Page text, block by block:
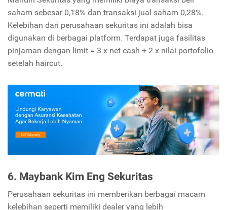
saham sebesar 0,18% dan transaksi jual saham 0,28%.
Kelebihan dari perusahaan sekuritas ini adalah bisa
digunakan di berbagai platform. Terdapat juga fasilitas
pinjaman dengan limit = 3 x net cash + 2 x nilai portofolio
setelah haircut.
6. Maybank Kim Eng Sekuritas
Perusahaan sekuritas ini memberikan berbagai macam
kelebihan seperti memiliki dealer yang lebih